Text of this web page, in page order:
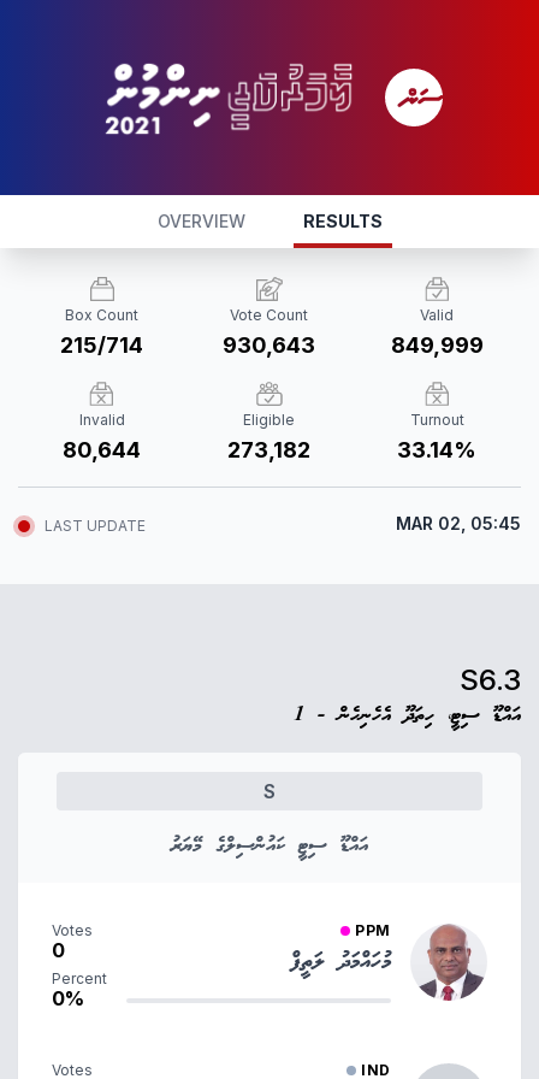
RESULTS
OVERVIEW
Box Count
215/714
Vote Count
930,643
Valid
849,999
Invalid
80,644
Eligible
273,182
Turnout
33.14%
LAST UPDATE MAR 02, 05:45
S6.3
އައްޑޫ ސިޓީ، ހިތަދޫ އެހެނިހެން - 1
S
އައްޑޫ ސިޓީ ކައުންސިލްގެ މޭޔަރު
PPM
މުހައްމަދު ލަތީފް
Votes
0
Percent
0%
IND
Votes